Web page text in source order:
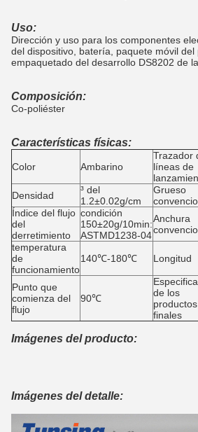
Uso:
Dirección y uso para los componentes
del dispositivo, batería, paquete móvil del
empaquetado del desarrollo DS8202 de
Composición:
Co-poliéster
Características físicas:
Color Ambarino
Trazador
líneas de
Densidad
³ del
1.2±0.02g/cm
Grueso
Índice del flujo
del
derretimiento
condición
150±20g/10min:
ASTMD1238-04
Anchura
temperatura
de
funcionamiento
140℃-180℃ Longitud
Punto que
comienza del
flujo
90℃
de los
productos
finales
Imágenes del producto:
Imágenes del detalle: